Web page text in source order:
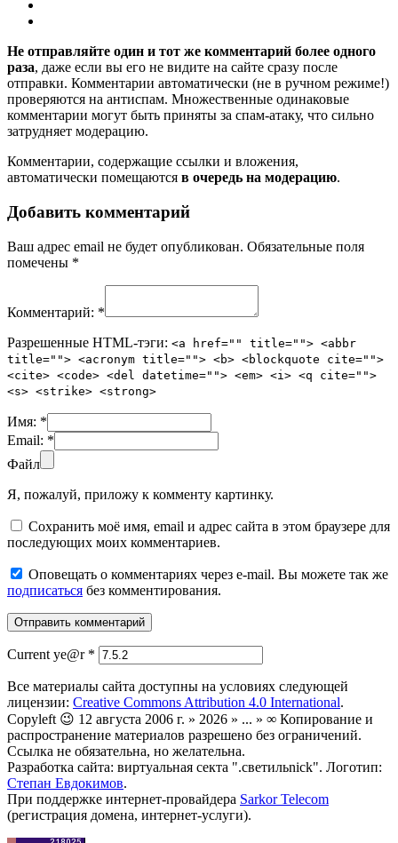
Не отправляйте один и тот же комментарий более одного
раза, даже если вы его не видите на сайте сразу после
отправки. Комментарии автоматически (не в ручном режиме!)
проверяются на антиспам. Множественные одинаковые
комментарии могут быть приняты за спам-атаку, что сильно
затрудняет модерацию.
Комментарии, содержащие ссылки и вложения,
автоматически помещаются в очередь на модерацию.
Добавить комментарий
Ваш адрес email не будет опубликован. Обязательные поля
помечены *
Комментарий: *
Разрешенные HTML-тэги: <a href="" title=""> <abbr
title=""> <acronym title=""> <b> <blockquote cite="">
<cite> <code> <del datetime=""> <em> <i> <q cite="">
<s> <strike> <strong>
Имя: *
Email: *
Файл
Я, пожалуй, приложу к комменту картинку.
Сохранить моё имя, email и адрес сайта в этом браузере для
последующих моих комментариев.
Оповещать о комментариях через e-mail. Вы можете так же
подписаться без комментирования.
Current ye@r *
Все материалы сайта доступны на условиях следующей
лицензии: Creative Commons Attribution 4.0 International.
Copyleft 😉 12 августа 2006 г. » 2026 » ... » ∞ Копирование и
распространение материалов разрешено без ограничений.
Ссылка не обязательна, но желательна.
Разработка сайта: виртуальная секта ".светильnick". Логотип:
Степан Евдокимов.
При поддержке интернет-провайдера Sarkor Telecom
(регистрация домена, интернет-услуги).